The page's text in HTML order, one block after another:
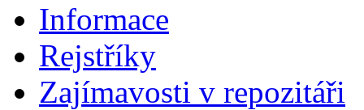
Informace
Rejstříky
Zajímavosti v repozitáři